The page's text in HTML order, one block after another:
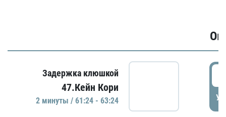
Задержка клюшкой
47.Кейн Кори
2 минуты / 61:24 - 63:24